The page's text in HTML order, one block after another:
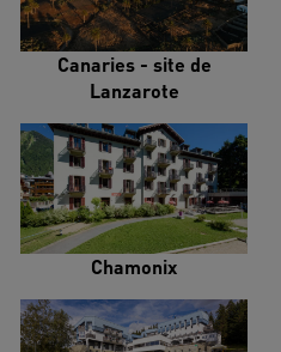
Canaries - site de
Lanzarote
Chamonix